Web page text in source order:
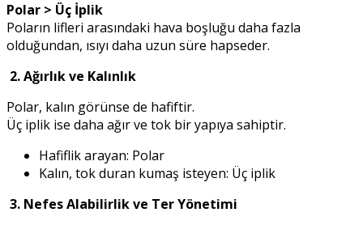
Polar > Üç İplik
Poların lifleri arasındaki hava boşluğu daha fazla
olduğundan, ısıyı daha uzun süre hapseder.
2. Ağırlık ve Kalınlık
Polar, kalın görünse de hafiftir.
Üç iplik ise daha ağır ve tok bir yapıya sahiptir.
Hafiflik arayan: Polar
Kalın, tok duran kumaş isteyen: Üç iplik
3. Nefes Alabilirlik ve Ter Yönetimi